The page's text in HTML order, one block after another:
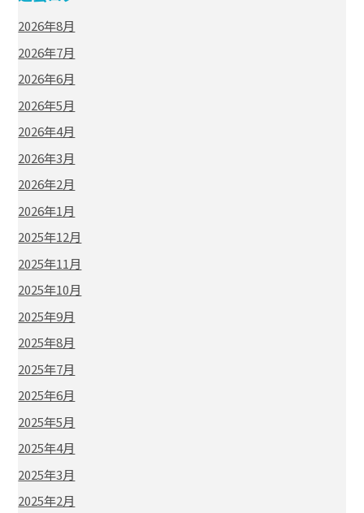
2026年8月
2026年7月
2026年6月
2026年5月
2026年4月
2026年3月
2026年2月
2026年1月
2025年12月
2025年11月
2025年10月
2025年9月
2025年8月
2025年7月
2025年6月
2025年5月
2025年4月
2025年3月
2025年2月